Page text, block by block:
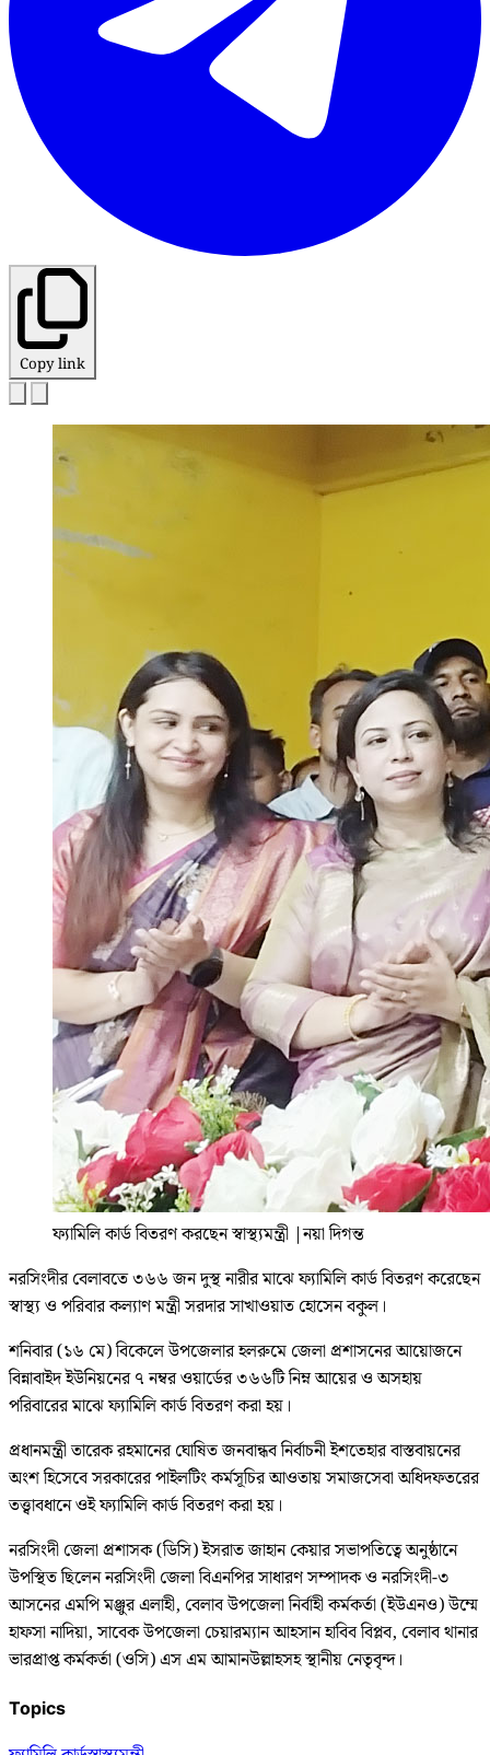
Copy link
ফ্যামিলি কার্ড বিতরণ করছেন স্বাস্থ্যমন্ত্রী |নয়া দিগন্ত
নরসিংদীর বেলাবতে ৩৬৬ জন দুস্থ নারীর মাঝে ফ্যামিলি কার্ড বিতরণ করেছেন
স্বাস্থ্য ও পরিবার কল্যাণ মন্ত্রী সরদার সাখাওয়াত হোসেন বকুল।
শনিবার (১৬ মে) বিকেলে উপজেলার হলরুমে জেলা প্রশাসনের আয়োজনে
বিন্নাবাইদ ইউনিয়নের ৭ নম্বর ওয়ার্ডের ৩৬৬টি নিম্ন আয়ের ও অসহায়
পরিবারের মাঝে ফ্যামিলি কার্ড বিতরণ করা হয়।
প্রধানমন্ত্রী তারেক রহমানের ঘোষিত জনবান্ধব নির্বাচনী ইশতেহার বাস্তবায়নের
অংশ হিসেবে সরকারের পাইলটিং কর্মসূচির আওতায় সমাজসেবা অধিদফতরের
তত্ত্বাবধানে ওই ফ্যামিলি কার্ড বিতরণ করা হয়।
নরসিংদী জেলা প্রশাসক (ডিসি) ইসরাত জাহান কেয়ার সভাপতিত্বে অনুষ্ঠানে
উপস্থিত ছিলেন নরসিংদী জেলা বিএনপির সাধারণ সম্পাদক ও নরসিংদী-৩
আসনের এমপি মঞ্জুর এলাহী, বেলাব উপজেলা নির্বাহী কর্মকর্তা (ইউএনও) উম্মে
হাফসা নাদিয়া, সাবেক উপজেলা চেয়ারম্যান আহসান হাবিব বিপ্লব, বেলাব থানার
ভারপ্রাপ্ত কর্মকর্তা (ওসি) এস এম আমানউল্লাহসহ স্থানীয় নেতৃবৃন্দ।
Topics